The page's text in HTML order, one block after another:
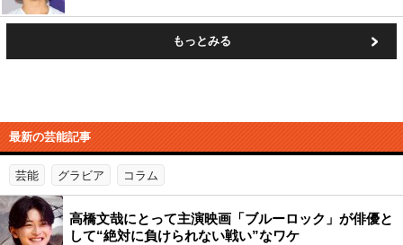
もっとみる
最新の芸能記事
芸能 グラビア コラム
高橋文哉にとって主演映画「ブルーロック」が俳優と
して“絶対に負けられない戦い”なワケ